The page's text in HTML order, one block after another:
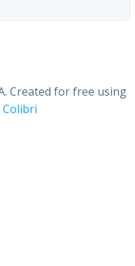
Created for free using
Colibri